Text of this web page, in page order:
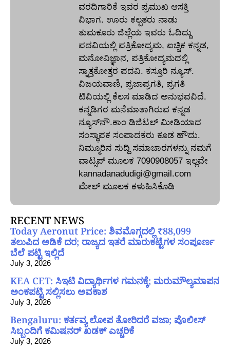
ವರದಿಗಾರಿಕೆ ಇವರ ಪ್ರಮುಖ ಆಸಕ್ತಿ
ವಿಭಾಗ. ಊರು ಕಲ್ಪತರು ನಾಡು
ತುಮಕೂರು ಜಿಲ್ಲೆಯ ಇವರು ಓದಿದ್ದು
ಪದವಿಯಲ್ಲಿ ಪತ್ರಿಕೋದ್ಯಮ, ಐಚ್ಚಿಕ ಕನ್ನಡ,
ಮನೋವಿಜ್ಞಾನ, ಪತ್ರಿಕೋದ್ಯಮದಲ್ಲಿ
ಸ್ನಾತ್ತಕೋತ್ತರ ಪದವಿ. ಕಸ್ತೂರಿ ನ್ಯೂಸ್‌.
ವಿಜಯವಾಣಿ, ಪ್ರಜಾಪ್ರಗತಿ, ಪ್ರಗತಿ
ಟಿವಿಯಲ್ಲಿ ಕೆಲಸ ಮಾಡಿದ ಅನುಭವವಿದೆ.
ಕನ್ನಡಿಗರ ಮನೆಮಾತಾಗಿರುವ ಕನ್ನಡ
ನ್ಯೂಸ್‌ನೌ.ಕಾಂ ಡಿಜಿಟಲ್‌ ಮೀಡಿಯಾದ
ಸಂಸ್ಥಾಪಕ ಸಂಪಾದಕರು ಕೂಡ ಹೌದು.
ನಿಮ್ಮೂರಿನ ಸುದ್ದಿ ಸಮಾಚಾರಗಳನ್ನು ನಮಗೆ
ವಾಟ್ಸಪ್‌ ಮೂಲಕ 7090908057 ಇಲ್ಲವೇ
kannadanadudigi@gmail.com
ಮೇಲ್‌ ಮೂಲಕ ಕಳುಹಿಸಿಕೊಡಿ
RECENT NEWS
Today Aeronut Price: ಶಿವಮೊಗ್ಗದಲ್ಲಿ ₹88,099
ತಲುಪಿದ ಅಡಿಕೆ ದರ; ರಾಜ್ಯದ ಇತರೆ ಮಾರುಕಟ್ಟೆಗಳ ಸಂಪೂರ್ಣ
ಬೆಲೆ ಪಟ್ಟಿ ಇಲ್ಲಿದೆ
July 3, 2026
KEA CET: ಸಿಇಟಿ ವಿದ್ಯಾರ್ಥಿಗಳ ಗಮನಕ್ಕೆ; ಮರುಮೌಲ್ಯಮಾಪನ
ಅಂಕಪಟ್ಟಿ ಸಲ್ಲಿಸಲು ಅವಕಾಶ
July 3, 2026
Bengaluru: ಕರ್ತವ್ಯ ಲೋಪ ತೋರಿದರೆ ವಜಾ; ಪೊಲೀಸ್
ಸಿಬ್ಬಂದಿಗೆ ಕಮಿಷನರ್ ಖಡಕ್ ಎಚ್ಚರಿಕೆ
July 3, 2026